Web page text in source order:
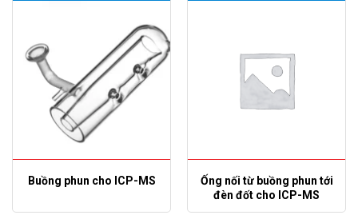
Buồng phun cho ICP-MS
Ống nối từ buồng phun tới
đèn đốt cho ICP-MS